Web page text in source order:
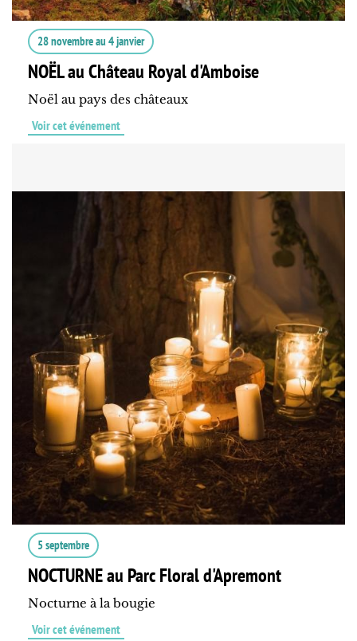
28 novembreau4 janvier
NOËL au Château Royal d'Amboise
Noël au pays des châteaux
Voir cet événement
5 septembre
NOCTURNE au Parc Floral d'Apremont
Nocturne à la bougie
Voir cet événement